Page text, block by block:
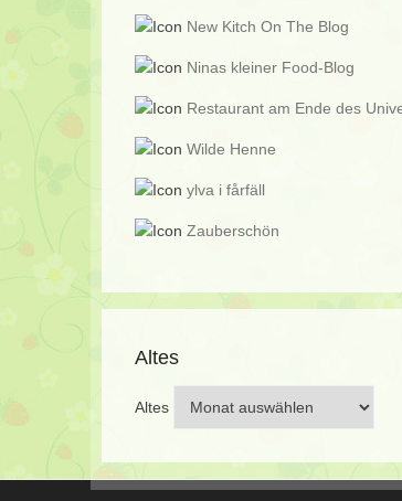
New Kitch On The Blog
Ninas kleiner Food-Blog
Restaurant am Ende des
Wilde Henne
ylva i fårfäll
Zauberschön
Altes
Altes